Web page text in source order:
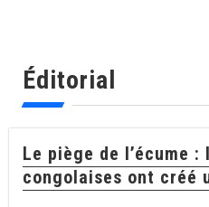
Éditorial
Le piège de l’écume
congolaises ont créé